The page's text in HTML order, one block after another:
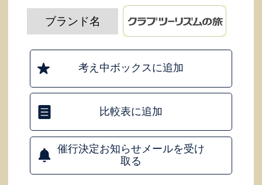
ブランド名
考え中ボックスに追加
比較表に追加
催行決定お知らせメールを受け
取る